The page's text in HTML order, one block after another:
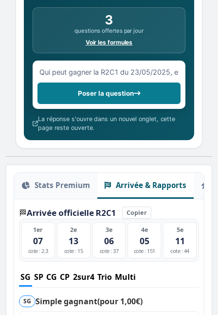
3
questions offertes par jour
Voir les formules
Votre question sur la R2C1 du 23/05/2025
Poser la question
La réponse s'ouvre dans un nouvel onglet, cette
page reste ouverte.
Stats Premium Arrivée & Rapports
🏁Arrivée officielle R2C1 Copier
1er
07
cote : 2.3
2e
13
cote : 15
3e
06
cote : 37
4e
05
cote : 151
5e
11
cote : 44
SG SP CG CP 2sur4 Trio Multi
SG Simple gagnant(pour 1,00€)